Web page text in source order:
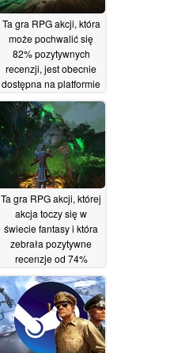
Ta gra RPG akcji, która
może pochwalić się
82% pozytywnych
recenzji, jest obecnie
dostępna na platformie
Steam z 75% zniżką
16/06/2026
Ta gra RPG akcji, której
akcja toczy się w
świecie fantasy i która
zebrała pozytywne
recenzje od 74%
graczy, jest obecnie
dostępna na platformie
Steam z 85-
procentową zniżką
14/06/2026